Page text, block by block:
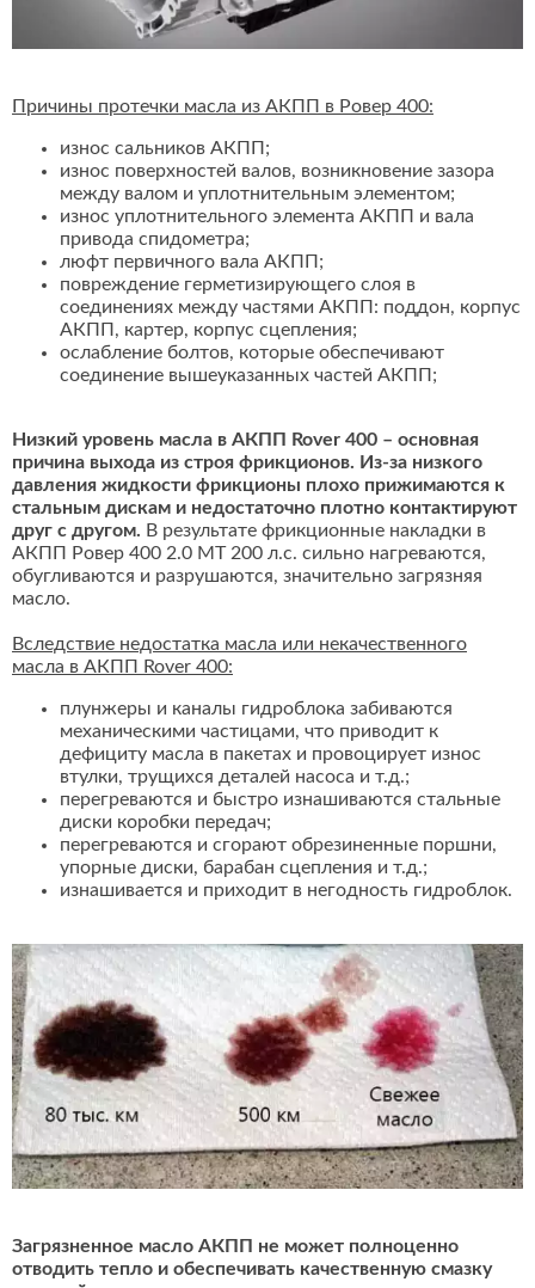
Причины протечки масла из АКПП в Ровер 400:
износ сальников АКПП;
износ поверхностей валов, возникновение зазора
между валом и уплотнительным элементом;
износ уплотнительного элемента АКПП и вала
привода спидометра;
люфт первичного вала АКПП;
повреждение герметизирующего слоя в
соединениях между частями АКПП: поддон, корпус
АКПП, картер, корпус сцепления;
ослабление болтов, которые обеспечивают
соединение вышеуказанных частей АКПП;
Низкий уровень масла в АКПП Rover 400 – основная
причина выхода из строя фрикционов. Из-за низкого
давления жидкости фрикционы плохо прижимаются к
стальным дискам и недостаточно плотно контактируют
друг с другом. В результате фрикционные накладки в
АКПП Ровер 400 2.0 MT 200 л.с. сильно нагреваются,
обугливаются и разрушаются, значительно загрязняя
масло.
Вследствие недостатка масла или некачественного
масла в АКПП Rover 400:
плунжеры и каналы гидроблока забиваются
механическими частицами, что приводит к
дефициту масла в пакетах и провоцирует износ
втулки, трущихся деталей насоса и т.д.;
перегреваются и быстро изнашиваются стальные
диски коробки передач;
перегреваются и сгорают обрезиненные поршни,
упорные диски, барабан сцепления и т.д.;
изнашивается и приходит в негодность гидроблок.
Загрязненное масло АКПП не может полноценно
отводить тепло и обеспечивать качественную смазку